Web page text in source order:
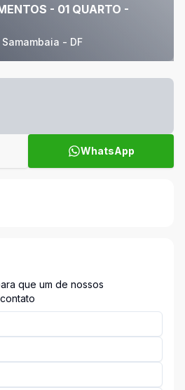
- 01 QUARTO -
- DF
WhatsApp
que um de nossos